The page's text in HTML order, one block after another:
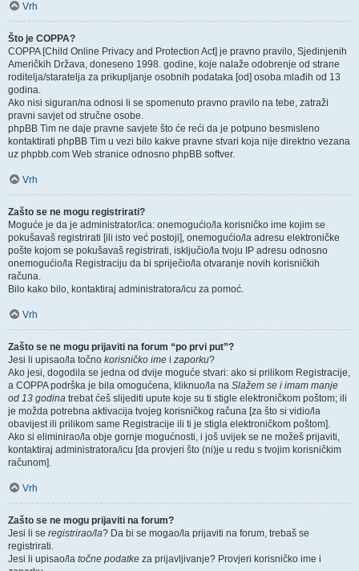
Vrh
Što je COPPA?
COPPA [Child Online Privacy and Protection Act] je pravno pravilo, Sjedinjenih
Američkih Država, doneseno 1998. godine, koje nalaže odobrenje od strane
roditelja/staratelja za prikupljanje osobnih podataka [od] osoba mlađih od 13
godina.
Ako nisi siguran/na odnosi li se spomenuto pravno pravilo na tebe, zatraži
pravni savjet od stručne osobe.
phpBB Tim ne daje pravne savjete što će reći da je potpuno besmisleno
kontaktirati phpBB Tim u vezi bilo kakve pravne stvari koja nije direktno vezana
uz phpbb.com Web stranice odnosno phpBB softver.
Vrh
Zašto se ne mogu registrirati?
Moguće je da je administrator/ica: onemogućio/la korisničko ime kojim se
pokušavaš registrirati [ili isto već postoji], onemogućio/la adresu elektroničke
pošte kojom se pokušavaš registrirati, isključio/la tvoju IP adresu odnosno
onemogućio/la Registraciju da bi spriječio/la otvaranje novih korisničkih
računa.
Bilo kako bilo, kontaktiraj administratora/icu za pomoć.
Vrh
Zašto se ne mogu prijaviti na forum “po prvi put”?
Jesi li upisao/la točno korisničko ime i zaporku?
Ako jesi, dogodila se jedna od dvije moguće stvari: ako si prilikom Registracije,
a COPPA podrška je bila omogućena, kliknuo/la na Slažem se i imam manje
od 13 godina trebat ćeš slijediti upute koje su ti stigle elektroničkom poštom; ili
je možda potrebna aktivacija tvojeg korisničkog računa [za što si vidio/la
obavijest ili prilikom same Registracije ili ti je stigla elektroničkom poštom].
Ako si eliminirao/la obje gornje mogućnosti, i još uvijek se ne možeš prijaviti,
kontaktiraj administratora/icu [da provjeri što (ni)je u redu s tvojim korisničkim
računom].
Vrh
Zašto se ne mogu prijaviti na forum?
Jesi li se registrirao/la? Da bi se mogao/la prijaviti na forum, trebaš se
registrirati.
Jesi li upisao/la točne podatke za prijavljivanje? Provjeri korisničko ime i